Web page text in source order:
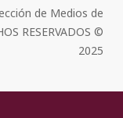
de Medios de
RESERVADOS ©
2025